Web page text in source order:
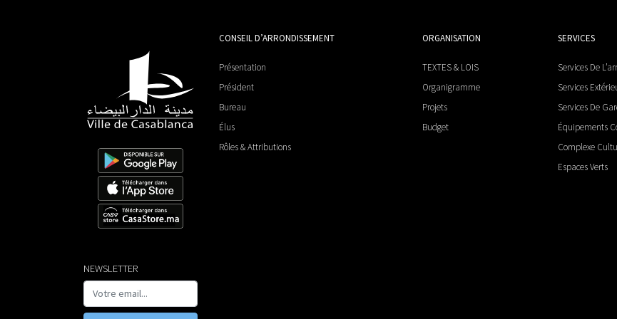
NEWSLETTER
CONSEIL D’ARRONDISSEMENT
Présentation
Président
Bureau
Élus
Rôles & Attributions
ORGANISATION
TEXTES & LOIS
Organigramme
Projets
Budget
SERVICES
Services De
Services
Services De
Équipements
Complexe
Espaces Verts